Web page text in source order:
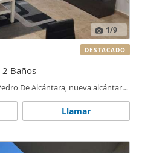
1/9
2 Baños
De Alcántara, nueva alcántara,
Llamar
DESTACADO